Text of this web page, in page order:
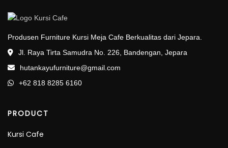
Produsen Furniture Kursi Meja Cafe Berkualitas dari Jepara.
Jl. Raya Tirta Samudra No. 226, Bandengan, Jepara
hutankayufurniture@gmail.com
+62 818 8285 6160
PRODUCT
Kursi Cafe